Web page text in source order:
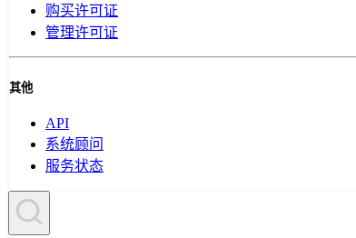
购买许可证
管理许可证
其他
API
系统顾问
服务状态